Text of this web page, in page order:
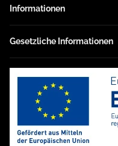
Informationen
Gesetzliche Informationen